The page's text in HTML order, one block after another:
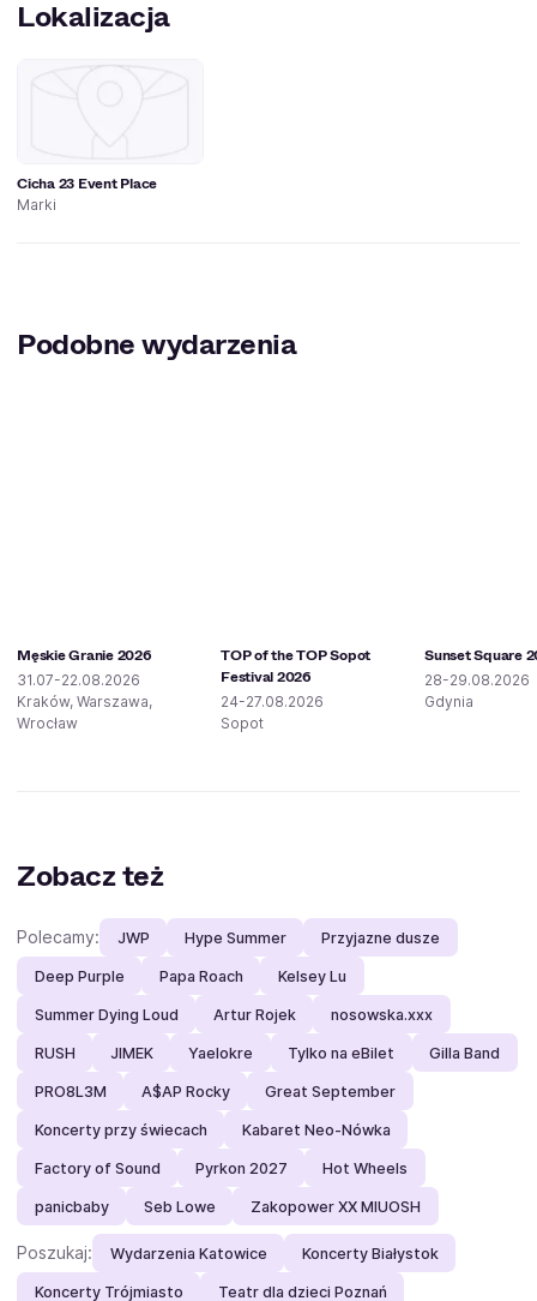
Lokalizacja
Cicha 23 Event Place
Marki
Podobne wydarzenia
Męskie Granie 2026
31.07-22.08.2026
Kraków, Warszawa,
Wrocław
TOP of the TOP Sopot
Festival 2026
24-27.08.2026
Sopot
Sunset Square
28-29.08.2026
Gdynia
Zobacz też
Polecamy: JWP Hype Summer Przyjazne dusze
Deep Purple Papa Roach Kelsey Lu
Summer Dying Loud Artur Rojek nosowska.xxx
RUSH JIMEK Yaelokre Tylko na eBilet Gilla Band
PRO8L3M A$AP Rocky Great September
Koncerty przy świecach Kabaret Neo-Nówka
Factory of Sound Pyrkon 2027 Hot Wheels
panicbaby Seb Lowe Zakopower XX MIUOSH
Poszukaj: Wydarzenia Katowice Koncerty Białystok
Koncerty Trójmiasto Teatr dla dzieci Poznań